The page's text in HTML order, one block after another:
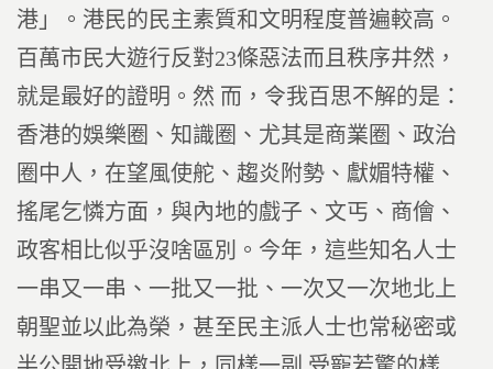
港」。港民的民主素質和文明程度普遍較高。
百萬市民大遊行反對23條惡法而且秩序井然，
就是最好的證明。然 而，令我百思不解的是：
香港的娛樂圈、知識圈、尤其是商業圈、政治
圈中人，在望風使舵、趨炎附勢、獻媚特權、
搖尾乞憐方面，與內地的戲子、文丐、商儈、
政客相比似乎沒啥區別。今年，這些知名人士
一串又一串、一批又一批、一次又一次地北上
朝聖並以此為榮，甚至民主派人士也常秘密或